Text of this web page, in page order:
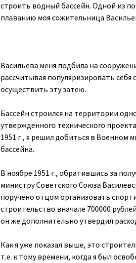
строить водный бассейн. Одной из
плаванию моя сожительница
Васильева меня подбила на
рассчитывая популяризировать себя
осуществить эту затею.
Бассейн строился на территории
утвержденного технического
1951 г., я решил добиться в Военном
бассейна.
В ноябре 1951 г., обратившись за
министру Советского Союза
поручено отцом организовать
строительство вначале 700000
он же дополнительно утвердил
Как я уже показал выше, это
т.е. к тому времени, когда я был